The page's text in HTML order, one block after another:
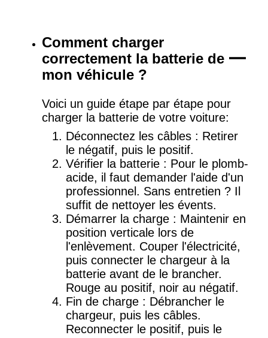
Comment charger
correctement la batterie de
mon véhicule ?
Voici un guide étape par étape pour
charger la batterie de votre voiture:
Déconnectez les câbles : Retirer
le négatif, puis le positif.
Vérifier la batterie : Pour le plomb-
acide, il faut demander l'aide d'un
professionnel. Sans entretien ? Il
suffit de nettoyer les évents.
Démarrer la charge : Maintenir en
position verticale lors de
l'enlèvement. Couper l'électricité,
puis connecter le chargeur à la
batterie avant de le brancher.
Rouge au positif, noir au négatif.
Fin de charge : Débrancher le
chargeur, puis les câbles.
Reconnecter le positif, puis le